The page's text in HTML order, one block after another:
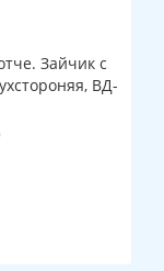
Зайчик с
ВД-